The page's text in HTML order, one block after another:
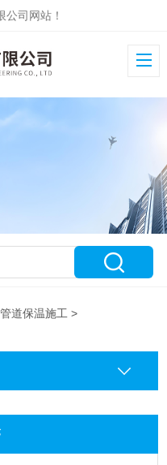
司网站！
道保温施工 >